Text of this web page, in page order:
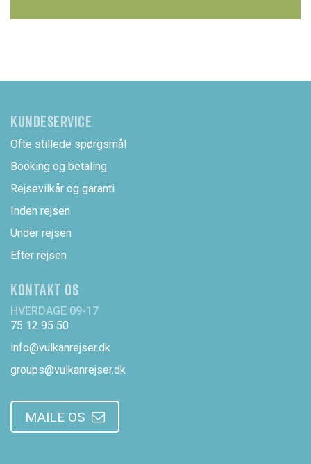
vandrestøvler og hue og vanter
KUNDESERVICE
Ofte stillede spørgsmål
Booking og betaling
Rejsevilkår og garanti
Inden rejsen
Under rejsen
Efter rejsen
KONTAKT OS
HVERDAGE 09-17
75 12 95 50
info@vulkanrejser.dk
groups@vulkanrejser.dk
MAILE OS